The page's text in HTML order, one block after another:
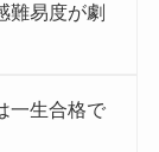
難易度が劇
一生合格で